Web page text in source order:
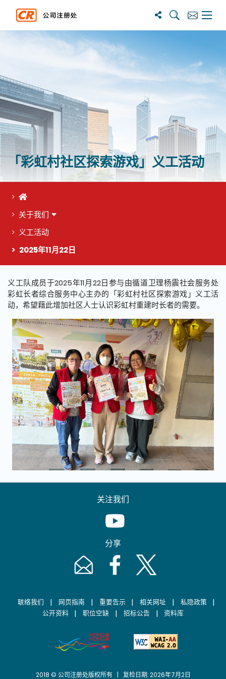
搜尋 訂閱主選
「彩虹村社区探索游戏」义工活动
首页
关于我们
义工活动
2025年11月22日
这个页面的主要内容
义工队成员于2025年11月22日参与由循道卫理杨震社会服务处
彩虹长者综合服务中心主办的「彩虹村社区探索游戏」义工活
动，希望藉此增加社区人士认识彩虹村重建时长者的需要。
关注我们
Youtube [This link will pop up in
分享
Email [This link will pop up in a new
Facebook [This link will pop up
Twitter [This link will
联络我们 | 网页指南 | 重要告示 | 相关网址 | 私隐政策 |
公开资料 | 职位空缺 | 招标公告 | 资料库
2018 © 公司注册处版权所有 | 复检日期: 2026年7月2日